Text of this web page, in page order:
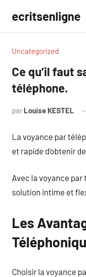
contenu
ecritsenligne
Uncategorized
Ce qu’il faut
téléphone.
par Louise KESTEL
La voyance par
et rapide d’obtenir
Avec la voyance par
solution intime et
Les
Choisir la voyance